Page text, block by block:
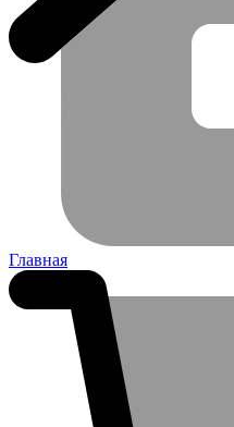
Главная